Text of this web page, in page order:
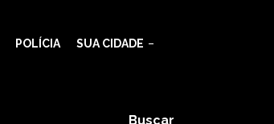
POLÍCIA SUA CIDADE
Buscar